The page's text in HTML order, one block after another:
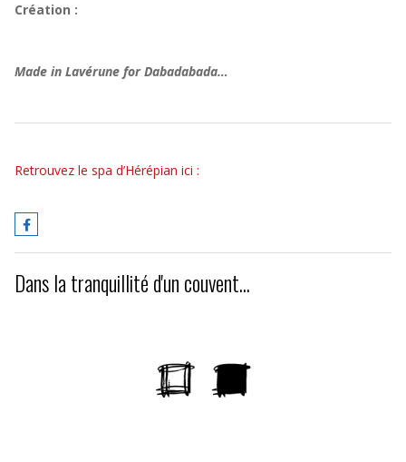
Création :
Made in Lavérune for Dabadabada…
Retrouvez le spa d’Hérépian ici :
Dans la tranquillité d'un couvent...